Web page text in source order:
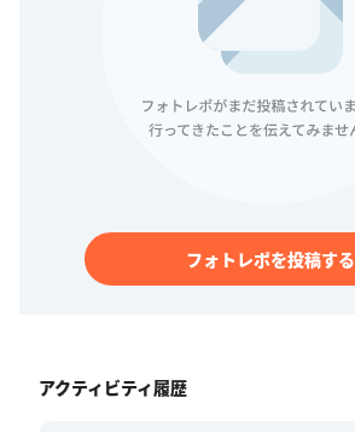
フォトレポを投稿する
アクティビティ履歴